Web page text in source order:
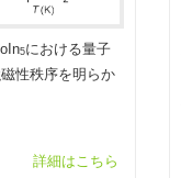
5における量子
性秩序を明らか
詳細はこちら